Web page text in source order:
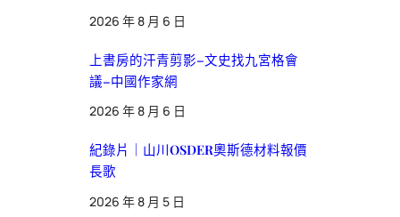
2026 年 8 月 6 日
上書房的汗青剪影–文史找九宮格會
議–中國作家網
2026 年 8 月 6 日
紀錄片｜山川OSDER奧斯德材料報價
長歌
2026 年 8 月 5 日